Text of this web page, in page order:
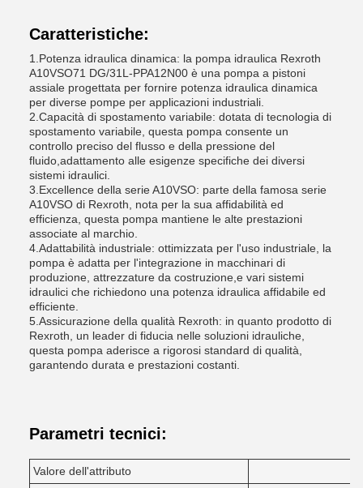
Caratteristiche:
1.Potenza idraulica dinamica: la pompa idraulica Rexroth
A10VSO71 DG/31L-PPA12N00 è una pompa a pistoni
assiale progettata per fornire potenza idraulica dinamica
per diverse pompe per applicazioni industriali.
2.Capacità di spostamento variabile: dotata di tecnologia di
spostamento variabile, questa pompa consente un
controllo preciso del flusso e della pressione del
fluido,adattamento alle esigenze specifiche dei diversi
sistemi idraulici.
3.Excellence della serie A10VSO: parte della famosa serie
A10VSO di Rexroth, nota per la sua affidabilità ed
efficienza, questa pompa mantiene le alte prestazioni
associate al marchio.
4.Adattabilità industriale: ottimizzata per l'uso industriale, la
pompa è adatta per l'integrazione in macchinari di
produzione, attrezzature da costruzione,e vari sistemi
idraulici che richiedono una potenza idraulica affidabile ed
efficiente.
5.Assicurazione della qualità Rexroth: in quanto prodotto di
Rexroth, un leader di fiducia nelle soluzioni idrauliche,
questa pompa aderisce a rigorosi standard di qualità,
garantendo durata e prestazioni costanti.
Parametri tecnici:
Valore dell'attributo